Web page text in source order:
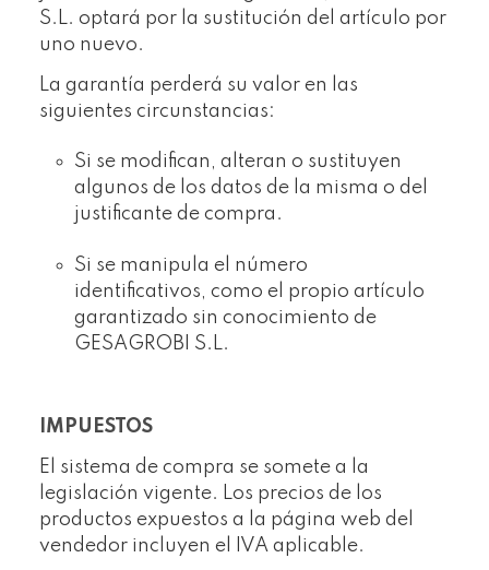
S.L. optará por la sustitución del artículo por
uno nuevo.
La garantía perderá su valor en las
siguientes circunstancias:
Si se modifican, alteran o sustituyen
algunos de los datos de la misma o del
justificante de compra.
Si se manipula el número
identificativos, como el propio artículo
garantizado sin conocimiento de
GESAGROBI S.L.
IMPUESTOS
El sistema de compra se somete a la
legislación vigente. Los precios de los
productos expuestos a la página web del
vendedor incluyen el IVA aplicable.